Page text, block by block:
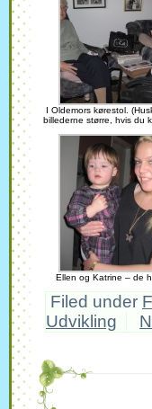
I Oldemors kørestol.
billederne større, hvis du
Ellen og Katrine – de
Filed under
Udvikling